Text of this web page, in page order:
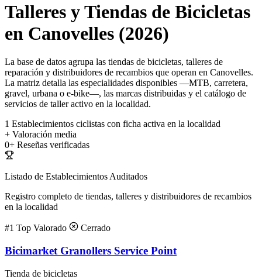
Talleres y Tiendas de Bicicletas
en Canovelles (2026)
La base de datos agrupa las tiendas de bicicletas, talleres de
reparación y distribuidores de recambios que operan en Canovelles.
La matriz detalla las especialidades disponibles —MTB, carretera,
gravel, urbana o e-bike—, las marcas distribuidas y el catálogo de
servicios de taller activo en la localidad.
1 Establecimientos ciclistas con ficha activa en la localidad
+ Valoración media
0+ Reseñas verificadas
Listado de Establecimientos Auditados
Registro completo de tiendas, talleres y distribuidores de recambios
en la localidad
#1 Top Valorado Cerrado
Bicimarket Granollers Service Point
Tienda de bicicletas